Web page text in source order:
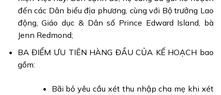
đến các Dân biểu địa phương, cùng với Bộ trưởng Lao
động, Giáo dục & Dân số Prince Edward Island, bà
Jenn Redmond;
BA ĐIỂM ƯU TIÊN HÀNG ĐẦU CỦA KẾ HOẠCH bao
gồm:
Bãi bỏ yêu cầu xét thu nhập cha mẹ khi xét